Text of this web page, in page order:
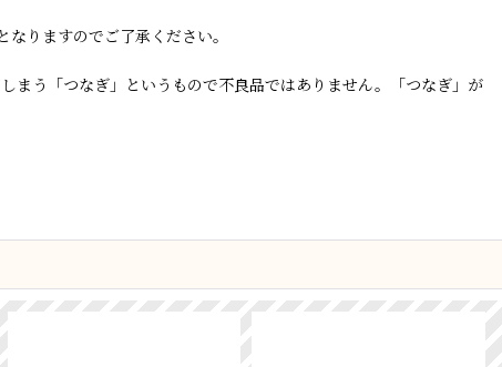
りますのでご了承ください。
まう「つなぎ」というもので不良品ではありません。「つなぎ」が